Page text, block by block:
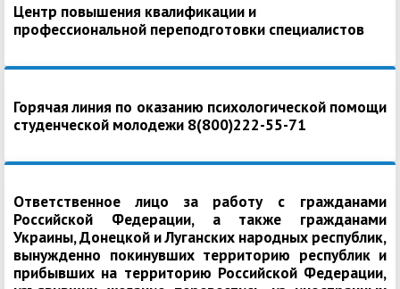
Центр повышения квалификации и
профессиональной переподготовки специалистов
Горячая линия по оказанию психологической помощи
студенческой молодежи 8(800)222-55-71
Ответственное лицо за работу с гражданами
Российской Федерации, а также гражданами
Украины, Донецкой и Луганских народных республик,
вынужденно покинувших территорию республик и
прибывших на территорию Российской Федерации,